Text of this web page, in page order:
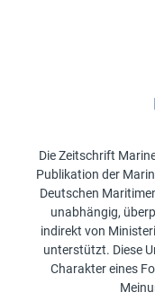
Die Zeitschrift
Publikation der
Deutschen
unabhängig,
indirekt von
unterstützt. Diese
Charakter eines